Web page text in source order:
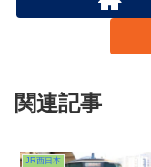
関連記事
JR西日本